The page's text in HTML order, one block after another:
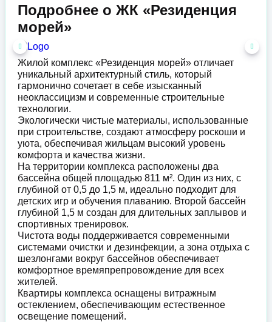
Подробнее о ЖК «Резиденция
морей»
Жилой комплекс «Резиденция морей» отличает
уникальный архитектурный стиль, который
гармонично сочетает в себе изысканный
неоклассицизм и современные строительные
технологии.
Экологически чистые материалы, использованные
при строительстве, создают атмосферу роскоши и
уюта, обеспечивая жильцам высокий уровень
комфорта и качества жизни.
На территории комплекса расположены два
бассейна общей площадью 811 м². Один из них, с
глубиной от 0,5 до 1,5 м, идеально подходит для
детских игр и обучения плаванию. Второй бассейн
глубиной 1,5 м создан для длительных заплывов и
спортивных тренировок.
Чистота воды поддерживается современными
системами очистки и дезинфекции, а зона отдыха с
шезлонгами вокруг бассейнов обеспечивает
комфортное времяпрепровождение для всех
жителей.
Квартиры комплекса оснащены витражным
остеклением, обеспечивающим естественное
освещение помещений.